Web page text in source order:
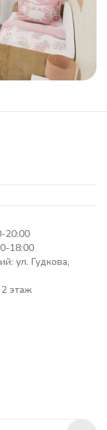
20:00
18:00
ул. Гудкова,
этаж